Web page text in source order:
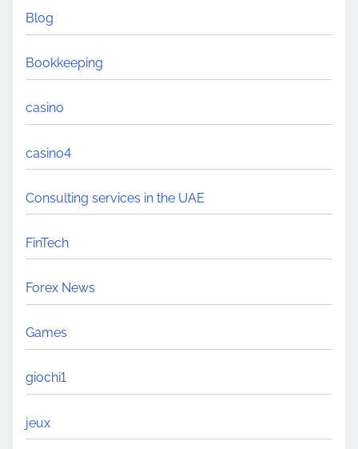
Blog
Bookkeeping
casino
casino4
Consulting services in the UAE
FinTech
Forex News
Games
giochi1
jeux